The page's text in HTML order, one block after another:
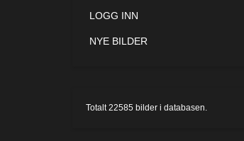
LOGG INN
NYE BILDER
Totalt22585 bilder i databasen.